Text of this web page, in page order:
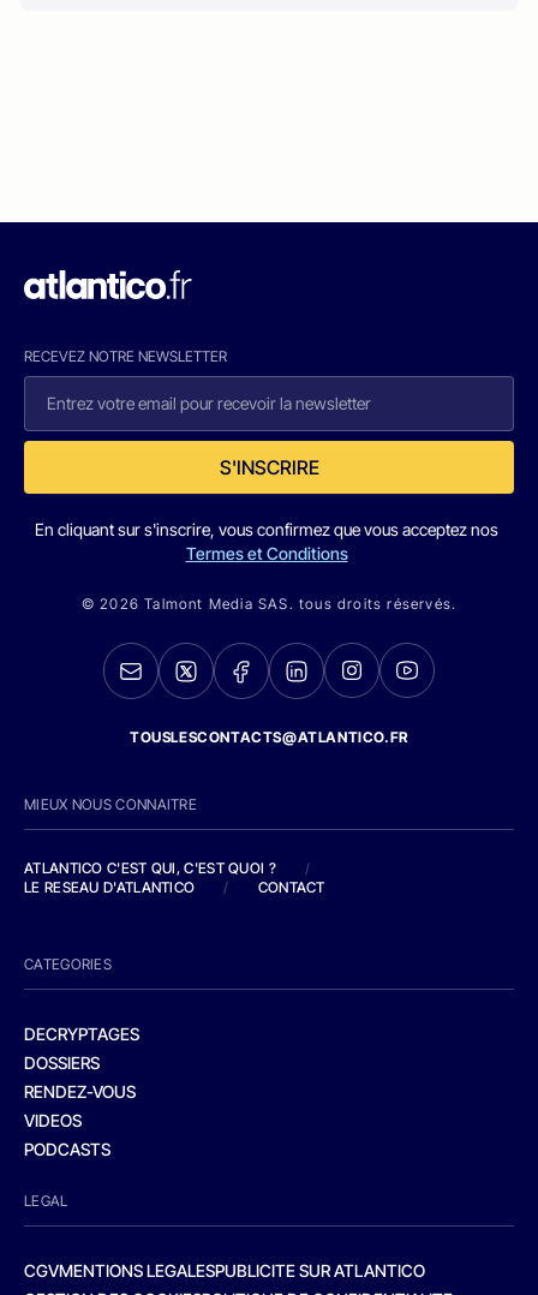
RECEVEZ NOTRE NEWSLETTER
S'INSCRIRE
En cliquant sur s'inscrire, vous confirmez que vous acceptez nos
Termes et Conditions
© 2026 Talmont Media SAS. tous droits réservés.
TOUSLESCONTACTS@ATLANTICO.FR
MIEUX NOUS CONNAITRE
ATLANTICO C'EST QUI, C'EST QUOI ?
/
LE RESEAU D'ATLANTICO
/ CONTACT
CATEGORIES
DECRYPTAGES
DOSSIERS
RENDEZ-VOUS
VIDEOS
PODCASTS
LEGAL
CGVMENTIONS LEGALESPUBLICITE SUR ATLANTICO